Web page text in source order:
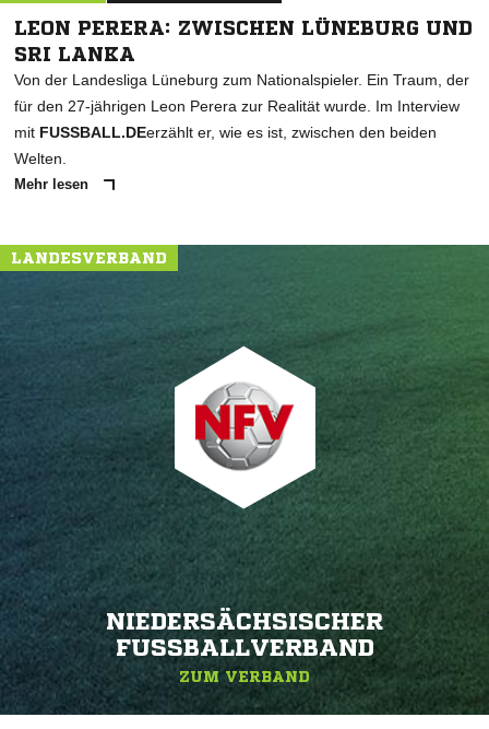
LEON PERERA: ZWISCHEN LÜNEBURG UND
SRI LANKA
Von der Landesliga Lüneburg zum Nationalspieler. Ein Traum, der
für den 27-jährigen Leon Perera zur Realität wurde. Im Interview
mit FUSSBALL.DEerzählt er, wie es ist, zwischen den beiden
Welten.
Mehr lesen
LANDESVERBAND
NIEDERSÄCHSISCHER
FUSSBALLVERBAND
ZUM VERBAND